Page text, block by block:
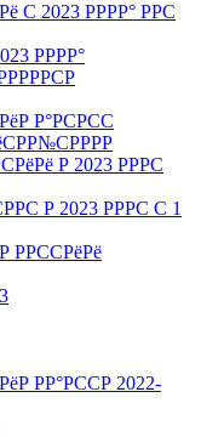
С 2023 РРРР° РРС
РРРР°
Р°РСРСС
Р 2023 РРРС
Р 2023 РРРС С 1
РРССРёРё
РР°РССР 2022-